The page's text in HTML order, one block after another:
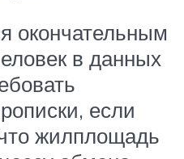
окончательным
в данных
если
жилплощадь